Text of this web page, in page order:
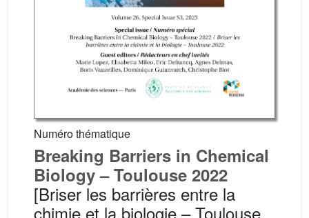
Numéro thématique
Breaking Barriers in Chemical
Biology – Toulouse 2022
[Briser les barrières entre la
chimie et la biologie – Toulouse